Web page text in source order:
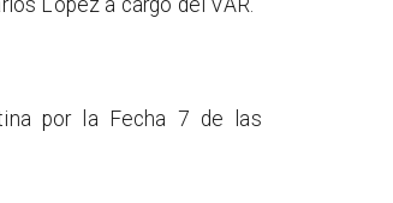
López a cargo del VAR.
por la Fecha 7 de las